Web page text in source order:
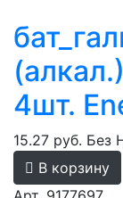
4шт.
15.27 руб. Без
В корзину